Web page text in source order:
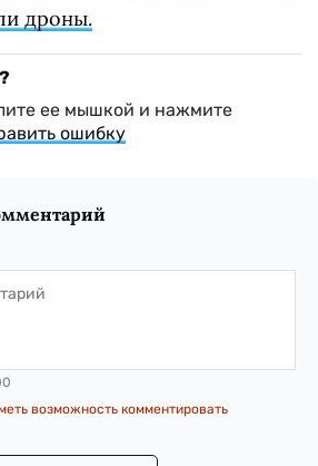
дроны.
ее мышкой и нажмите
ошибку
возможность комментировать